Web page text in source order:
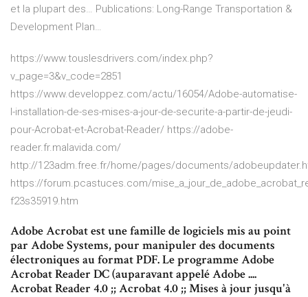
et la plupart des… Publications: Long-Range Transportation &
Development Plan…
https://www.touslesdrivers.com/index.php?
v_page=3&v_code=2851
https://www.developpez.com/actu/16054/Adobe-automatise-
l-installation-de-ses-mises-a-jour-de-securite-a-partir-de-jeudi-
pour-Acrobat-et-Acrobat-Reader/ https://adobe-
reader.fr.malavida.com/
http://123adm.free.fr/home/pages/documents/
https://forum.pcastuces.com/
f23s35919.htm
Adobe Acrobat est une famille de logiciels mis au point
par Adobe Systems, pour manipuler des documents
électroniques au format PDF. Le programme Adobe
Acrobat Reader DC (auparavant appelé Adobe ....
Acrobat Reader 4.0 ;; Acrobat 4.0 ;; Mises à jour jusqu'à